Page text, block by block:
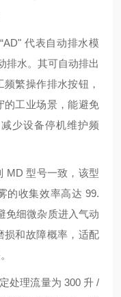
代表自动排水模
排水。其可自动排出
繁操作排水按钮，
的工业场景，能避免
少设备停机维护频
MD 型号一致，该型
的收集效率高达 99.
免细微杂质进入气动
损和故障概率，适配
处理流量为 300 升 /